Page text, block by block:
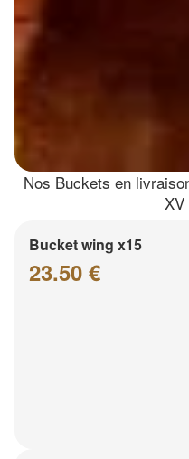
Nos Buckets en
XV
Bucket wing x15
23.50 €